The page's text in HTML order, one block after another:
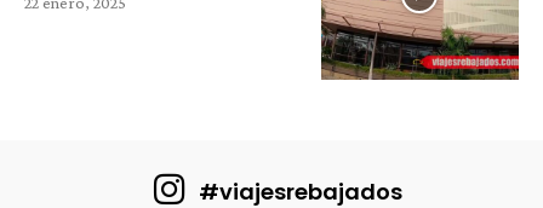
#viajesrebajados